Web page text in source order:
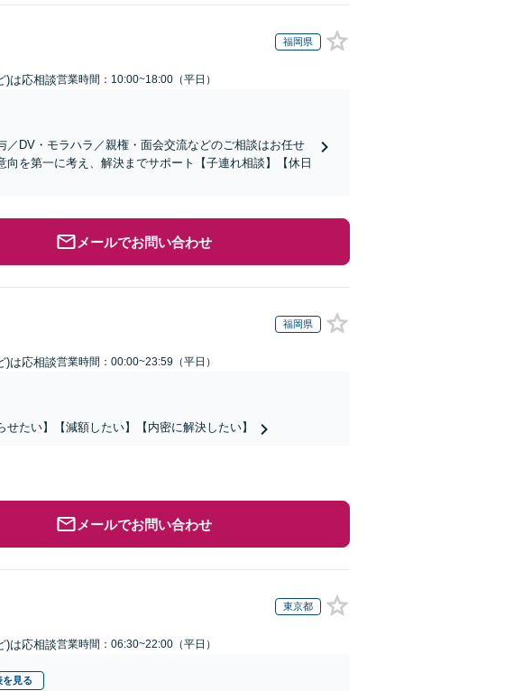
福岡県
)は応相談営業時間：10:00~18:00（平日）
／DV・モラハラ／親権・面会交流などのご相談はお任せ
を第一に考え、解決までサポート【子連れ相談】【休日
メールでお問い合わせ
福岡県
)は応相談営業時間：00:00~23:59（平日）
たい】【減額したい】【内密に解決したい】
メールでお問い合わせ
東京都
)は応相談営業時間：06:30~22:00（平日）
を見る